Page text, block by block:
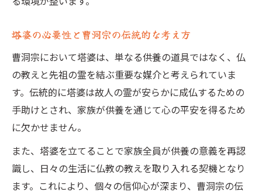
塔婆の必要性と曹洞宗の伝統的な考え方
曹洞宗において塔婆は、単なる供養の道具ではなく、仏
の教えと先祖の霊を結ぶ重要な媒介と考えられていま
す。伝統的に塔婆は故人の霊が安らかに成仏するための
手助けとされ、家族が供養を通じて心の平安を得るため
に欠かせません。
また、塔婆を立てることで家族全員が供養の意義を再認
識し、日々の生活に仏教の教えを取り入れる契機となり
ます。これにより、個々の信仰心が深まり、曹洞宗の伝